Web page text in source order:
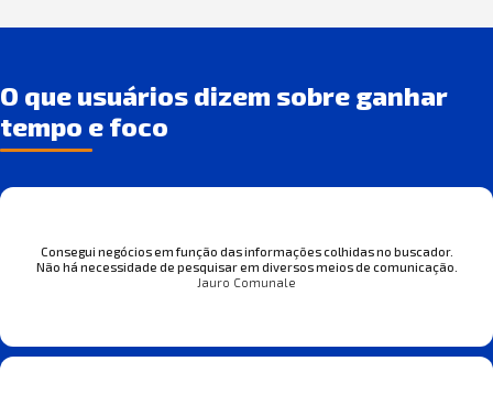
O que usuários dizem sobre ganhar
tempo e foco
Consegui negócios em função das informações colhidas no buscador.
Não há necessidade de pesquisar em diversos meios de comunicação.
Jauro Comunale